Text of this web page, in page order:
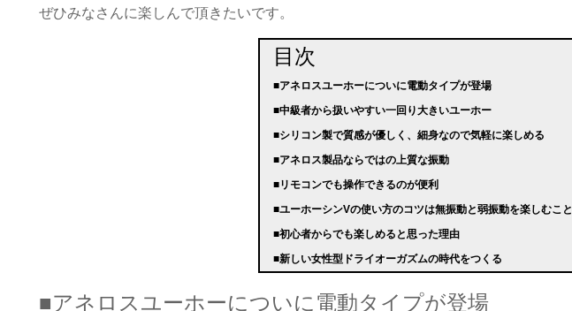
ぜひみなさんに楽しんで頂きたいです。
目次
■アネロスユーホーについに電動タイプが登場
■中級者から扱いやすい一回り大きいユーホー
■シリコン製で質感が優しく、細身なので気軽に楽しめる
■アネロス製品ならではの上質な振動
■リモコンでも操作できるのが便利
■ユーホーシンVの使い方のコツは無振動と弱振動を楽しむこと
■初心者からでも楽しめると思った理由
■新しい女性型ドライオーガズムの時代をつくる
■アネロスユーホーについに電動タイプが登場